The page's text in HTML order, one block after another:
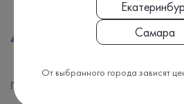
Самара
От выбранного города зависят
2026, Chromolab.
Все права защищены.
Пациентам